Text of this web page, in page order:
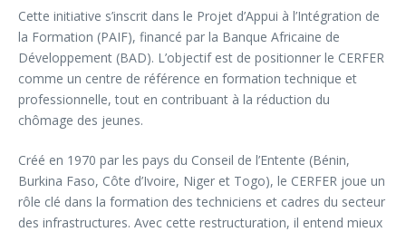
Cette initiative s’inscrit dans le Projet d’Appui à l’Intégration de
la Formation (PAIF), financé par la Banque Africaine de
Développement (BAD). L’objectif est de positionner le CERFER
comme un centre de référence en formation technique et
professionnelle, tout en contribuant à la réduction du
chômage des jeunes.
Créé en 1970 par les pays du Conseil de l’Entente (Bénin,
Burkina Faso, Côte d’Ivoire, Niger et Togo), le CERFER joue un
rôle clé dans la formation des techniciens et cadres du secteur
des infrastructures. Avec cette restructuration, il entend mieux